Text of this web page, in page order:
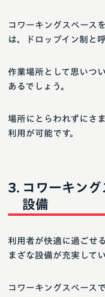
コワーキングスペース
は、ドロップイン制と
作業場所として思いつ
あるでしょう。
場所にとらわれずにさ
利用が可能です。
コワーキン
設備
利用者が快適に過ごせ
まざな設備が充実してい
コワーキングスペース